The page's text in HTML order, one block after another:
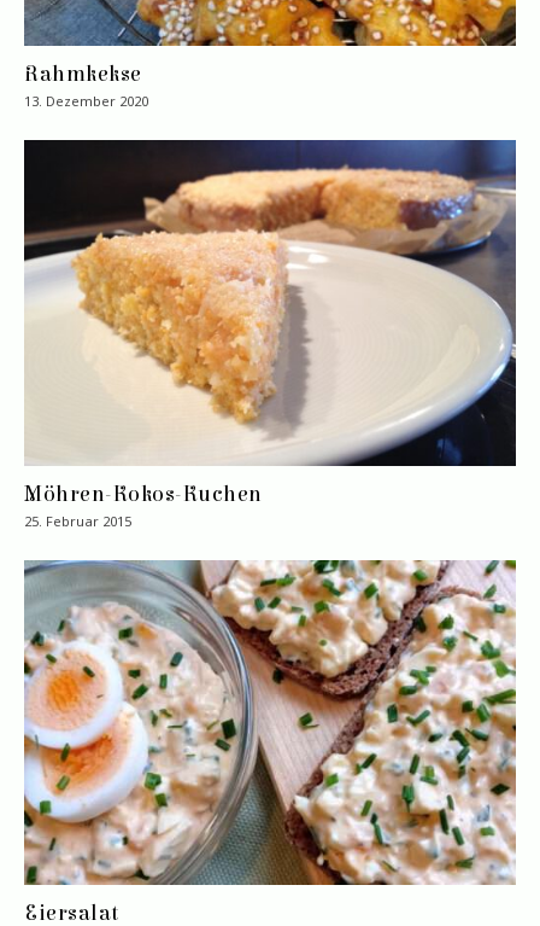
Rahmkekse
13. Dezember 2020
Möhren-Kokos-Kuchen
25. Februar 2015
Eiersalat